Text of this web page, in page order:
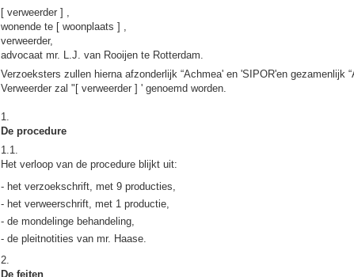
[ verweerder ] ,
wonende te [ woonplaats ] ,
verweerder,
advocaat mr. L.J. van Rooijen te Rotterdam.
Verzoeksters zullen hierna afzonderlijk “Achmea' en 'SIPOR'en gezamenlijk
Verweerder zal "[ verweerder ] ' genoemd worden.
1.
De procedure
1.1.
Het verloop van de procedure blijkt uit:
- het verzoekschrift, met 9 producties,
- het verweerschrift, met 1 productie,
- de mondelinge behandeling,
- de pleitnotities van mr. Haase.
2.
De feiten